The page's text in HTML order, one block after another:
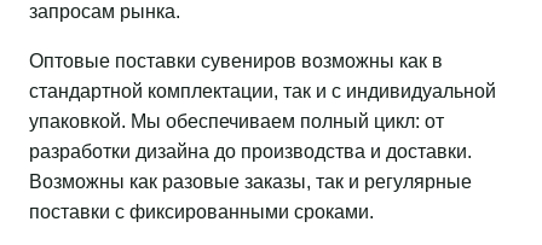
запросам рынка.
Оптовые поставки сувениров возможны как в
стандартной комплектации, так и с индивидуальной
упаковкой. Мы обеспечиваем полный цикл: от
разработки дизайна до производства и доставки.
Возможны как разовые заказы, так и регулярные
поставки с фиксированными сроками.